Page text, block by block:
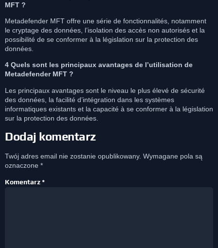
MFT ?
Metadefender MFT offre une série de fonctionnalités, notamment
le cryptage des données, l’isolation des accès non autorisés et la
possibilité de se conformer à la législation sur la protection des
données.
4 Quels sont les principaux avantages de l’utilisation de
Metadefender MFT ?
Les principaux avantages sont le niveau le plus élevé de sécurité
des données, la facilité d’intégration dans les systèmes
informatiques existants et la capacité à se conformer à la législation
sur la protection des données.
Dodaj komentarz
Twój adres email nie zostanie opublikowany. Wymagane pola są
oznaczone *
Komentarz*